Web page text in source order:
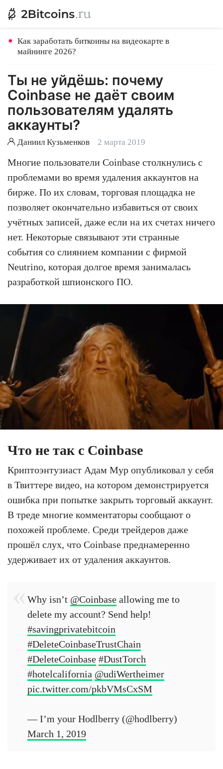
Как заработать биткоины на видеокарте в
майнинге 2026?
Ты не уйдёшь: почему
Coinbase не даёт своим
пользователям удалять
аккаунты?
Даниил Кузьменков 2 марта 2019
Многие пользователи Coinbase столкнулись с
проблемами во время удаления аккаунтов на
бирже. По их словам, торговая площадка не
позволяет окончательно избавиться от своих
учётных записей, даже если на их счетах ничего
нет. Некоторые связывают эти странные
события со слиянием компании с фирмой
Neutrino, которая долгое время занималась
разработкой шпионского ПО.
Что не так с Coinbase
Криптоэнтузиаст Адам Мур опубликовал у себя
в Твиттере видео, на котором демонстрируется
ошибка при попытке закрыть торговый аккаунт.
В треде многие комментаторы сообщают о
похожей проблеме. Среди трейдеров даже
прошёл слух, что Coinbase преднамеренно
удерживает их от удаления аккаунтов.
Why isn’t @Coinbase allowing me to
delete my account? Send help!
#savingprivatebitcoin
#DeleteCoinbaseTrustChain
#DeleteCoinbase #DustTorch
#hotelcalifornia @udiWertheimer
pic.twitter.com/pkbVMsCxSM
— I’m your Hodlberry (@hodlberry)
March 1, 2019